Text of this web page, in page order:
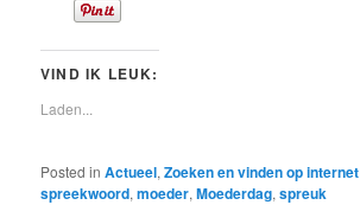
VIND IK LEUK:
Laden...
Posted in Actueel,Zoeken en vinden op internet
spreekwoord,moeder,Moederdag,spreuk